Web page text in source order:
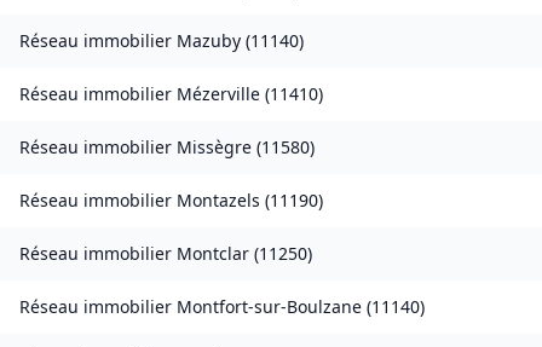
Réseau immobilier Mazuby (11140)
Réseau immobilier Mézerville (11410)
Réseau immobilier Missègre (11580)
Réseau immobilier Montazels (11190)
Réseau immobilier Montclar (11250)
Réseau immobilier Montfort-sur-Boulzane (11140)